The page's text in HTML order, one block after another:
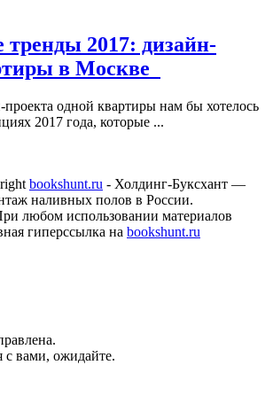
2017: дизайн-
в Москве
одной квартиры нам бы хотелось
2017 года, которые ...
bookshunt.ru - Холдинг-Буксхант —
наливных полов в России.
любом использовании материалов
гиперссылка на bookshunt.ru
вами, ожидайте.